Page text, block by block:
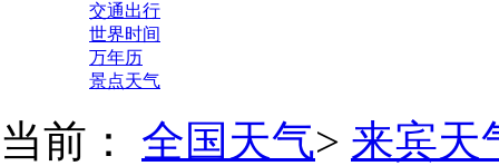
交通出行
世界时间
万年历
景点天气
当前： 全国天气> 来宾天